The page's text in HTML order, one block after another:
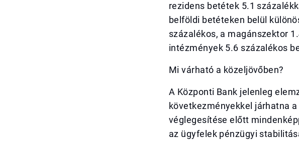
rezidens betétek 5.1
belföldi betéteken belül
százalékos, a magánszektor
intézmények 5.6 százalékos
Mi várható a közeljövőben?
A Központi Bank jelenleg
következményekkel járhatna
véglegesítése előtt
az ügyfelek pénzügyi